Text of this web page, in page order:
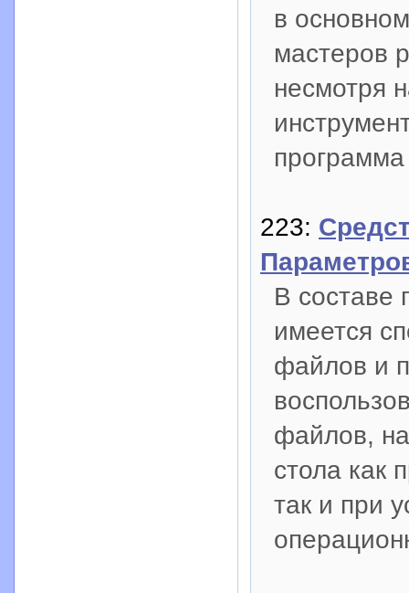
в
мастеров
несмотря
программа
223:
В составе
имеется
файлов и
файлов,
стола как
так и при